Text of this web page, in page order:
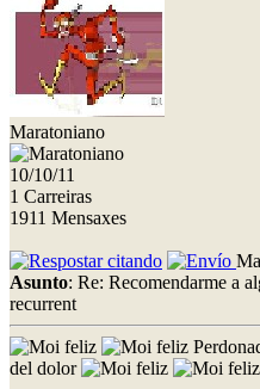
Maratoniano
10/10/11
1 Carreiras
1911 Mensaxes
Asunto: Re: Recomendarme a
recurrent
del dolor